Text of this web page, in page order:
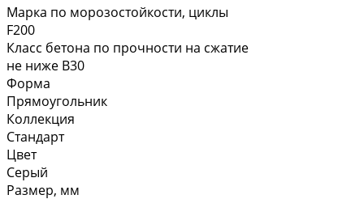
Марка по морозостойкости, циклы
F200
Класс бетона по прочности на сжатие
не ниже В30
Форма
Прямоугольник
Коллекция
Стандарт
Цвет
Серый
Размер, мм